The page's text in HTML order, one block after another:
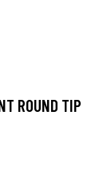
ROUND TIP